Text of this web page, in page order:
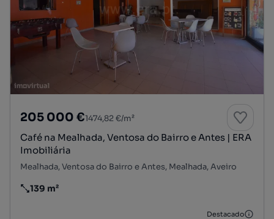
205 000 €1474,82 €/m²
Café na Mealhada, Ventosa do Bairro e Antes | ERA
Imobiliária
Mealhada, Ventosa do Bairro e Antes, Mealhada, Aveiro
Preço por metro quadrado
139 m²
Destacado